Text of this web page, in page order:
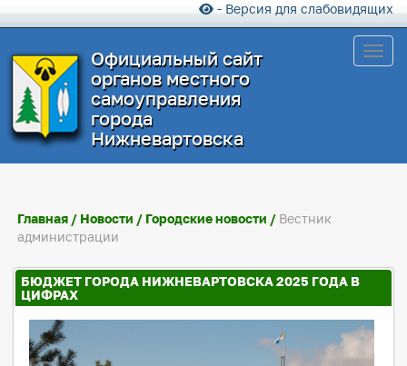
- Версия для слабовидящих
Официальный сайт
органов местного
самоуправления
города
Нижневартовска
Главная / Новости / Городские новости / Вестник
администрации
БЮДЖЕТ ГОРОДА НИЖНЕВАРТОВСКА 2025 ГОДА В
ЦИФРАХ